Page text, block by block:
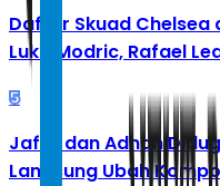
Daftar Skuad Chelsea
Luka Modric, Rafael
5
Jafar dan Adnan
Langsung Ubah